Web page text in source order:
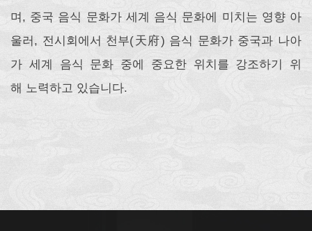
며, 중국 음식 문화가 세계 음식 문화에 미치는 영향 아
울러, 전시회에서 천부(天府) 음식 문화가 중국과 나아
가 세계 음식 문화 중에 중요한 위치를 강조하기 위
해 노력하고 있습니다.